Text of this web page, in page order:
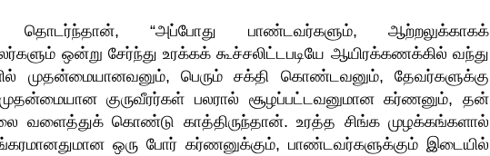
தொடர்ந்தான், “அப்போது பாண்டவர்களும், ஆற்றலுக்காகக்
ஒன்று சேர்ந்து உரக்கக் கூச்சலிட்டபடியே ஆயிரக்கணக்கில் வந்து
முதன்மையானவனும், பெரும் சக்தி கொண்டவனும், தேவர்களுக்கு
குருவீரர்கள் பலரால் சூழப்பட்டவனுமான கர்ணனும், தன்
வளைத்துக் கொண்டு காத்திருந்தான். உரத்த சிங்க முழக்கங்களால்
ஒரு போர் கர்ணனுக்கும், பாண்டவர்களுக்கும் இடையில்